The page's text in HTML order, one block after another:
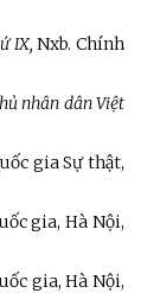
IX, Nxb. Chính
nhân dân Việt
gia Sự thật,
gia, Hà Nội,
gia, Hà Nội,